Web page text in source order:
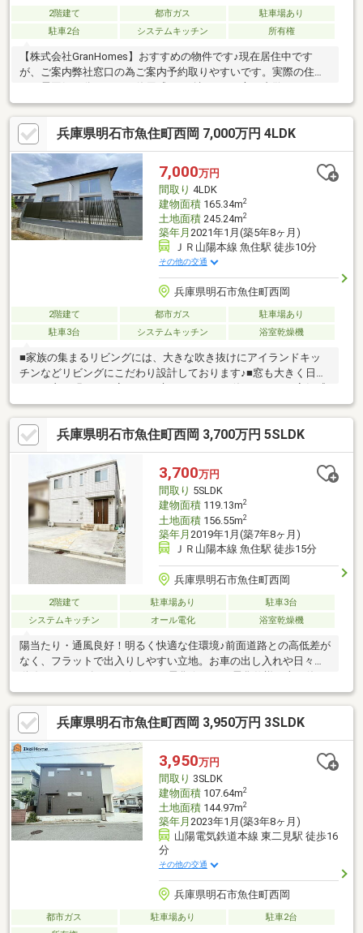
2階建て 都市ガス
駐車場あり
駐車2台
システムキッチン 所有権
【株式会社GranHomes】おすすめの物件です♪現在居住中です
が、ご案内弊社窓口の為ご案内予約取りやすいです。実際の住ん
しょうか。
兵庫県明石市魚住町西岡 7,000万円 4LDK
7,000万円
間取り 4LDK
建物面積165.34m2
土地面積245.24m2
築年月 2021年1月(築5年8ヶ月)
ＪＲ山陽本線 魚住駅 徒歩10分
その他の交通
兵庫県明石市魚住町西岡
2階建て 都市ガス
駐車場あり
駐車3台
システムキッチン 浴室乾燥機
■家族の集まるリビングには、大きな吹き抜けにアイランドキッ
チンなどリビングにこだわり設計しております♪■窓も大きく日当
ある使用です♪■広々とした収納豊富な玄関に、水回りの同線もこ
だわり設計されております♪
兵庫県明石市魚住町西岡 3,700万円 5SLDK
3,700万円
間取り 5SLDK
建物面積119.13m2
土地面積156.55m2
築年月 2019年1月(築7年8ヶ月)
ＪＲ山陽本線 魚住駅 徒歩15分
兵庫県明石市魚住町西岡
2階建て 駐車場あり
駐車3台
システムキッチン
オール電化 浴室乾燥機
陽当たり・通風良好！明るく快適な住環境♪前面道路との高低差が
なく、フラットで出入りしやすい立地。お車の出し入れや日々の
ない安心の住まい。光熱費の管理がしやすく、快適でクリーンな
暮らしを実現します。また、太陽光発電システムと蓄電設備を備
えた、環境にも家計にもやさしい物件です。日中に発電した電力
を有効活用でき、電気代の削減にも貢献します。災害時にも安心
感のある、これからの時代に嬉しい設備が整っています。室内は
丁寧に使用されており、良好なコンディションが保たれていま
す。
兵庫県明石市魚住町西岡 3,950万円 3SLDK
3,950万円
間取り 3SLDK
建物面積107.64m2
土地面積144.97m2
築年月 2023年1月(築3年8ヶ月)
山陽電気鉄道本線 東二見駅 徒歩16
分
その他の交通
兵庫県明石市魚住町西岡
都市ガス 駐車場あり
駐車2台